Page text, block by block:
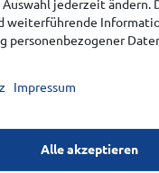
Verband
Datenschutz
jederzeit ändern.
weiterführende
personenbezogener
Impressum
Alle akzeptieren